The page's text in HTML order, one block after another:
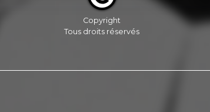
Copyright
Tous droits réservés